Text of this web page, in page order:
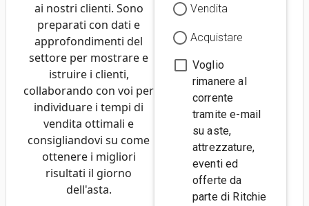
Vendita
Acquistare
Voglio
rimanere al
corrente
tramite e-mail
su aste,
attrezzature,
eventi ed
offerte da
parte di Ritchie
ai nostri clienti. Sono
preparati con dati e
approfondimenti del
settore per mostrare e
istruire i clienti,
collaborando con voi per
individuare i tempi di
vendita ottimali e
consigliandovi su come
ottenere i migliori
risultati il ​​giorno
dell'asta.